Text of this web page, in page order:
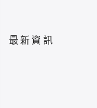
最新資訊